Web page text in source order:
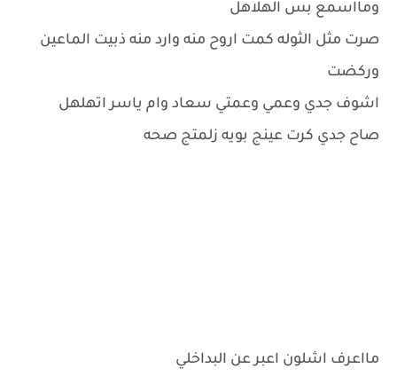
ومااسمع بس الهلاهل
صرت مثل الثوله كمت اروح منه وارد منه ذبيت الماعين
وركضت
اشوف جدي وعمي وعمتي سعاد وام ياسر اتهلهل
صاح جدي كرت عينج بويه زلمتج صحه
مااعرف اشلون اعبر عن البداخلي